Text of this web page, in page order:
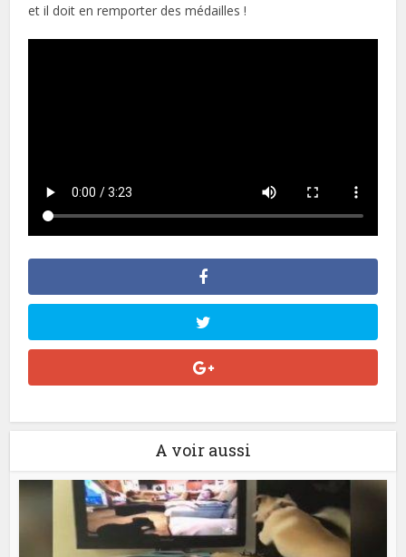
et il doit en remporter des médailles !
A voir aussi